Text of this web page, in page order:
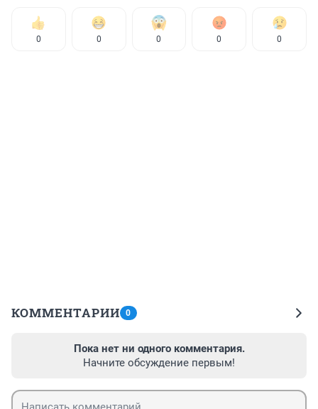
0 0 0 0 0
КОММЕНТАРИИ 0
Пока нет ни одного комментария.
Начните обсуждение первым!